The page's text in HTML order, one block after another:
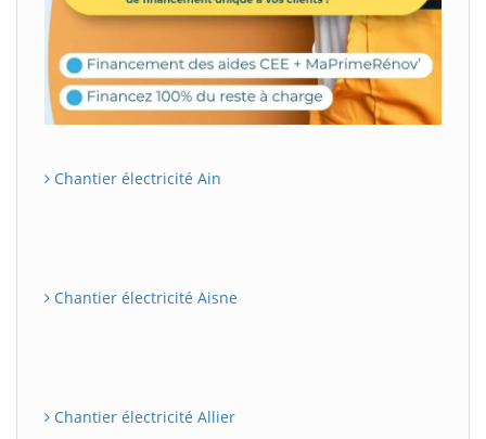
Chantier électricité Ain
Chantier électricité Aisne
Chantier électricité Allier